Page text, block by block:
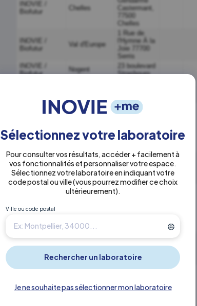
Sélectionnez votre laboratoire
Pour consulter vos résultats, accéder + facilement à
vos fonctionnalités et personnaliser votre espace.
Sélectionnez votre laboratoire en indiquant votre
code postal ou ville(vous pourrez modifier ce choix
ultérieurement).
Ville ou code postal
Je ne souhaite pas sélectionner mon laboratoire